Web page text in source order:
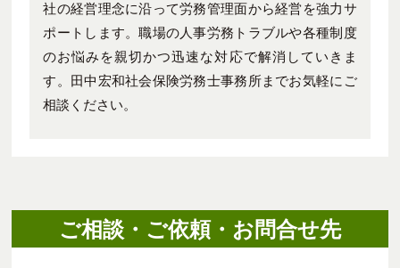
社の経営理念に沿って労務管理面から経営を強力サ
ポートします。職場の人事労務トラブルや各種制度
のお悩みを親切かつ迅速な対応で解消していきま
す。田中宏和社会保険労務士事務所までお気軽にご
相談ください。
ご相談・ご依頼・お問合せ先